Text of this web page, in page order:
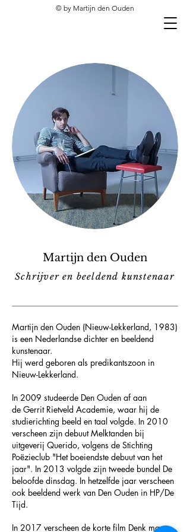
© by Martijn den Ouden
Martijn den Ouden
Schrijver en beeldend kunstenaar
Martijn den Ouden (Nieuw-Lekkerland, 1983)
is een Nederlandse dichter en beeldend
kunstenaar.
Hij werd geboren als predikantszoon in
Nieuw-Lekkerland.
In 2009 studeerde Den Ouden af aan
de Gerrit Rietveld Academie, waar hij de
studierichting beeld en taal volgde. In 2010
verscheen zijn debuut Melktanden bij
uitgeverij Querido, volgens de Stichting
Poëzieclub "Het boeiendste debuut van het
jaar". In 2013 volgde zijn tweede bundel De
beloofde dinsdag. In hetzelfde jaar verscheen
ook beeldend werk van Den Ouden in HP/De
Tijd.
In 2017 verscheen de korte film Denk maar